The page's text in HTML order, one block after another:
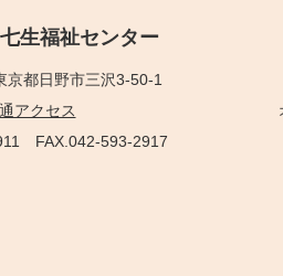
生福祉センター
京都日野市三沢3-50-1
アクセス
FAX.042-593-2917